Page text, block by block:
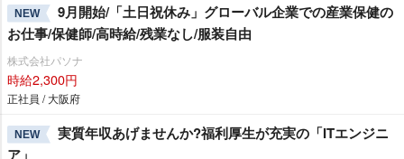
NEW
9月開始/「土日祝休み」グローバル企業での産業保健の
お仕事/保健師/高時給/残業なし/服装自由
株式会社パソナ
時給2,300円
正社員 / 大阪府
NEW
実質年収あげませんか?福利厚生が充実の「ITエンジニ
ア」